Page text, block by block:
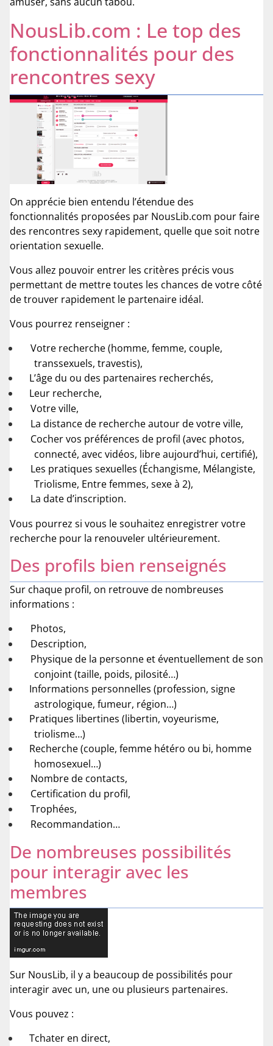
NousLib.com : Le top des
fonctionnalités pour des
rencontres sexy
On apprécie bien entendu l’étendue des
fonctionnalités proposées par NousLib.com pour faire
des rencontres sexy rapidement, quelle que soit notre
orientation sexuelle.
Vous allez pouvoir entrer les critères précis vous
permettant de mettre toutes les chances de votre côté
de trouver rapidement le partenaire idéal.
Vous pourrez renseigner :
Votre recherche (homme, femme, couple,
transsexuels, travestis),
L’âge du ou des partenaires recherchés,
Leur recherche,
Votre ville,
La distance de recherche autour de votre ville,
Cocher vos préférences de profil (avec photos,
connecté, avec vidéos, libre aujourd’hui, certifié),
Les pratiques sexuelles (Échangisme, Mélangiste,
Triolisme, Entre femmes, sexe à 2),
La date d’inscription.
Vous pourrez si vous le souhaitez enregistrer votre
recherche pour la renouveler ultérieurement.
Des profils bien renseignés
Sur chaque profil, on retrouve de nombreuses
informations :
Photos,
Description,
Physique de la personne et éventuellement de son
conjoint (taille, poids, pilosité…)
Informations personnelles (profession, signe
astrologique, fumeur, région…)
Pratiques libertines (libertin, voyeurisme,
triolisme…)
Recherche (couple, femme hétéro ou bi, homme
homosexuel…)
Nombre de contacts,
Certification du profil,
Trophées,
Recommandation…
De nombreuses possibilités
pour interagir avec les
membres
Sur NousLib, il y a beaucoup de possibilités pour
interagir avec un, une ou plusieurs partenaires.
Vous pouvez :
Tchater en direct,